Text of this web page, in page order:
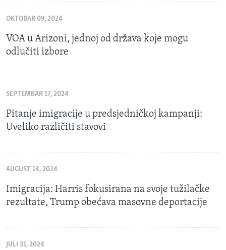
OKTOBAR 09, 2024
VOA u Arizoni, jednoj od država koje mogu
odlučiti izbore
SEPTEMBAR 17, 2024
Pitanje imigracije u predsjedničkoj kampanji:
Uveliko različiti stavovi
AUGUST 14, 2024
Imigracija: Harris fokusirana na svoje tužilačke
rezultate, Trump obećava masovne deportacije
JULI 31, 2024